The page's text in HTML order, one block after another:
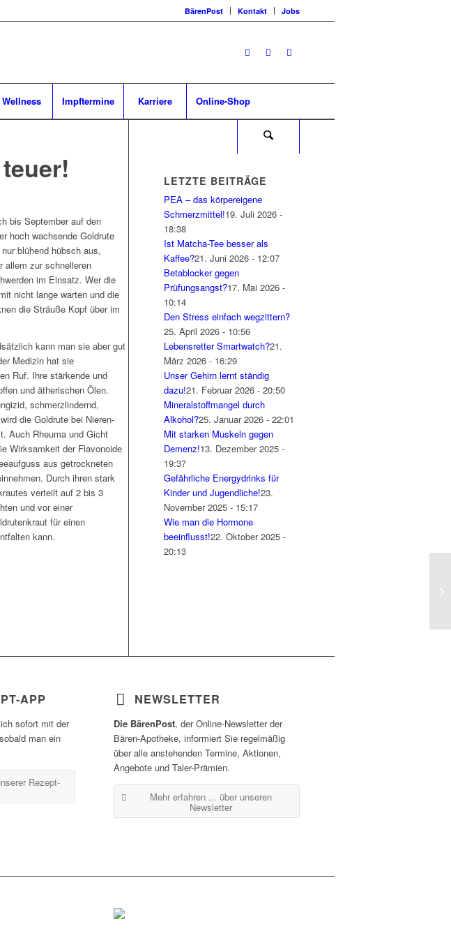
BärenPost Kontakt Jobs
Wellness Impftermine Karriere Online-Shop
bis September auf den
hoch wachsende Goldrute
blühend hübsch aus,
allem zur schnelleren
im Einsatz. Wer die
nicht lange warten und die
die Sträuße Kopf über im
kann man sie aber gut
Medizin hat sie
Ruf. Ihre stärkende und
und ätherischen Ölen.
schmerzlindernd,
die Goldrute bei Nieren-
Auch Rheuma und Gicht
Wirksamkeit der Flavonoide
aus getrockneten
Durch ihren stark
verteilt auf 2 bis 3
und vor einer
für einen
kann.
LETZTE BEITRÄGE
PEA – das körpereigene
Schmerzmittel!19. Juli 2026 -
18:38
Ist Matcha-Tee besser als
Kaffee?21. Juni 2026 - 12:07
Betablocker gegen
Prüfungsangst?17. Mai 2026 -
10:14
Den Stress einfach wegzittern?
25. April 2026 - 10:56
Lebensretter Smartwatch?21.
März 2026 - 16:29
Unser Gehirn lernt ständig
dazu!21. Februar 2026 - 20:50
Mineralstoffmangel durch
Alkohol?25. Januar 2026 - 22:01
Mit starken Muskeln gegen
Demenz!13. Dezember 2025 -
19:37
Gefährliche Energydrinks für
Kinder und Jugendliche!23.
November 2025 - 15:17
Wie man die Hormone
beeinflusst!22. Oktober 2025 -
20:13
APP
sofort mit der
man ein
Rezept-
NEWSLETTER
Die BärenPost, der Online-Newsletter der
Bären-Apotheke, informiert Sie regelmäßig
über alle anstehenden Termine, Aktionen,
Angebote und Taler-Prämien.
Mehr erfahren ... über unseren
Newsletter